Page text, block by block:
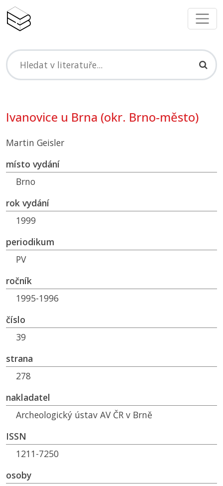
Ivanovice u Brna (okr. Brno-město)
Martin Geisler
místo vydání
Brno
rok vydání
1999
periodikum
PV
ročník
1995-1996
číslo
39
strana
278
nakladatel
Archeologický ústav AV ČR v Brně
ISSN
1211-7250
osoby